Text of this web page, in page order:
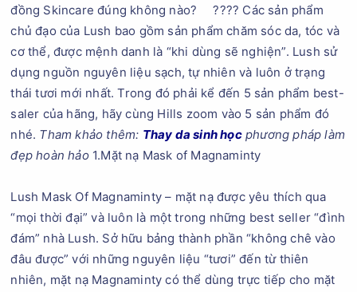
đồng Skincare đúng không nào?
???? Các sản phẩm
chủ đạo của Lush bao gồm sản phẩm chăm sóc da, tóc và
cơ thể, được mệnh danh là “khi dùng sẽ nghiện”. Lush sử
dụng nguồn nguyên liệu sạch, tự nhiên và luôn ở trạng
thái tươi mới nhất. Trong đó phải kể đến 5 sản phẩm best-
saler của hãng, hãy cùng Hills zoom vào 5 sản phẩm đó
nhé. Tham khảo thêm: Thay da sinh họcphương pháp làm
đẹp hoàn hảo1.Mặt nạ Mask of Magnaminty
Lush Mask Of Magnaminty – mặt nạ được yêu thích qua
“mọi thời đại” và luôn là một trong những best seller “đình
đám” nhà Lush. Sở hữu bảng thành phần “không chê vào
đâu được” với những nguyên liệu “tươi” đến từ thiên
nhiên, mặt nạ Magnaminty có thể dùng trực tiếp cho mặt